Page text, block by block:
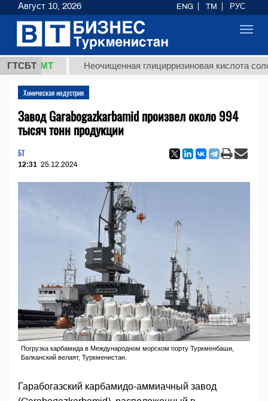
ГТСБТ
ТМТ Неочищенная глицирризиновая кислота
Химическая индустрия
Завод Garabogazkarbamid произвел около 994
тысяч тонн продукции
БТ
12:31 25.12.2024
Погрузка карбамида в Международном морском порту Туркменбаши,
Балканский велаят, Туркменистан.
Гарабогазский карбамидо-аммиачный завод
Август 10, 2026 ENG TM РУС